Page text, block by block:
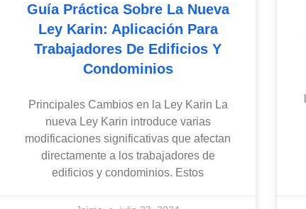
Guía Práctica Sobre La Nueva
Ley Karin: Aplicación Para
Trabajadores De Edificios Y
Condominios
Principales Cambios en la Ley Karin La
nueva Ley Karin introduce varias
modificaciones significativas que afectan
directamente a los trabajadores de
edificios y condominios. Estos